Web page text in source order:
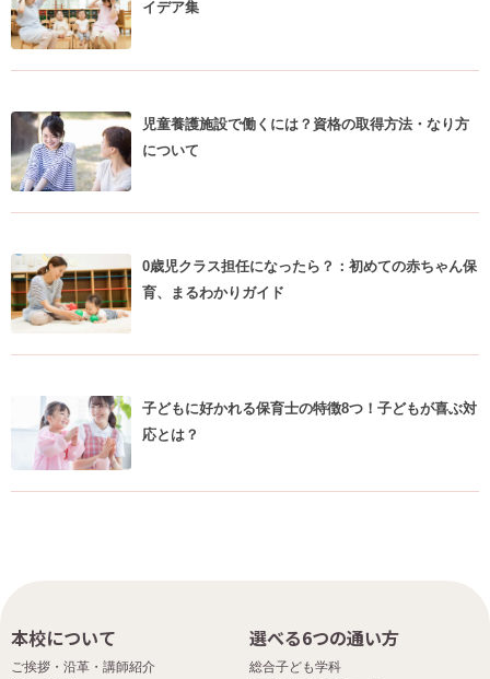
イデア集
児童養護施設で働くには？資格の取得方法・なり方
について
0歳児クラス担任になったら？：初めての赤ちゃん保
育、まるわかりガイド
子どもに好かれる保育士の特徴8つ！子どもが喜ぶ対
応とは？
本校について
ご挨拶・沿革・講師紹介
選べる6つの通い方
総合子ども学科